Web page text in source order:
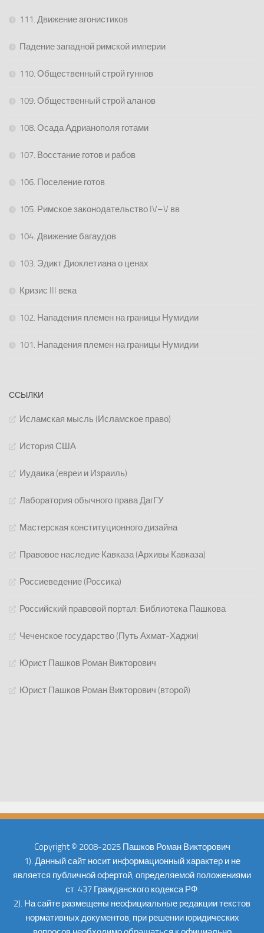
111. Движение агонистиков
Падение западной римской империи
110. Общественный строй гуннов
109. Общественный строй аланов
108. Осада Адрианополя готами
107. Восстание готов и рабов
106. Поселение готов
105. Римское законодательство IV–V вв
104. Движение багаудов
103. Эдикт Диоклетиана о ценах
Кризис III века
102. Нападения племен на границы Нумидии
101. Нападения племен на границы Нумидии
ССЫЛКИ
Исламская мысль (Исламское право)
История США
Иудаика (евреи и Израиль)
Лаборатория обычного права ДагГУ
Мастерская конституционного дизайна
Правовое наследие Кавказа (Архивы Кавказа)
Россиеведение (Россика)
Российский правовой портал: Библиотека Пашкова
Чеченское государство (Путь Ахмат-Хаджи)
Юрист Пашков Роман Викторович
Юрист Пашков Роман Викторович (второй)
Copyright © 2008-2025 Пашков Роман Викторович
1). Данный сайт носит информационный характер и не
является публичной офертой, определяемой положениями
ст. 437 Гражданского кодекса РФ.
2). На сайте размещены неофициальные редакции текстов
нормативных документов, при решении юридических